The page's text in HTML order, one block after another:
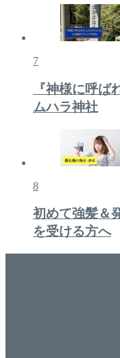
7
『神様に呼
ムハラ神社
8
初めて強髪＆
を受ける方へ